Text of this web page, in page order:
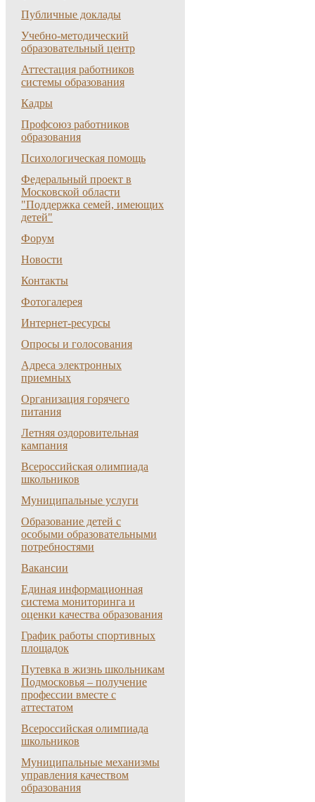
Публичные доклады
Учебно-методический
образовательный центр
Аттестация работников
системы образования
Кадры
Профсоюз работников
образования
Психологическая помощь
Федеральный проект в
Московской области
"Поддержка семей, имеющих
детей"
Форум
Новости
Контакты
Фотогалерея
Интернет-ресурсы
Опросы и голосования
Адреса электронных
приемных
Организация горячего
питания
Летняя оздоровительная
кампания
Всероссийская олимпиада
школьников
Муниципальные услуги
Образование детей с
особыми образовательными
потребностями
Вакансии
Единая информационная
система мониторинга и
оценки качества образования
График работы спортивных
площадок
Путевка в жизнь школьникам
Подмосковья – получение
профессии вместе с
аттестатом
Всероссийская олимпиада
школьников
Муниципальные механизмы
управления качеством
образования